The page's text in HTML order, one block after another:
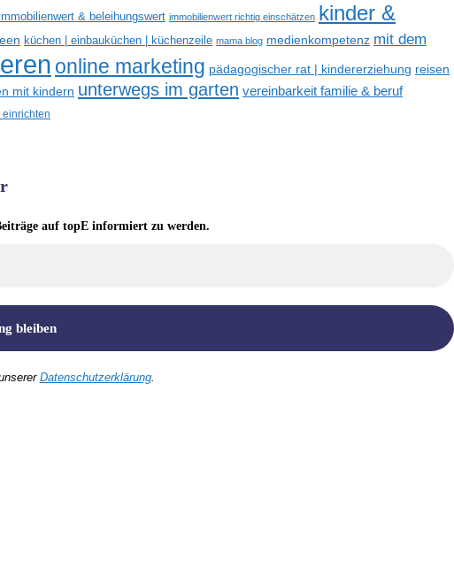
& beleihungswert immobilienwert richtig einschätzen kinder &
küchen | einbauküchen | küchenzeile mama blog medienkompetenz mit dem
online marketing pädagogischer rat | kindererziehung reisen
mit kindern unterwegs im garten vereinbarkeit familie & beruf
einrichten
auf topE informiert zu werden.
Datenschutzerklärung.